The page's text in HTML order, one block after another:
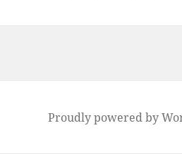
Proudly powered by